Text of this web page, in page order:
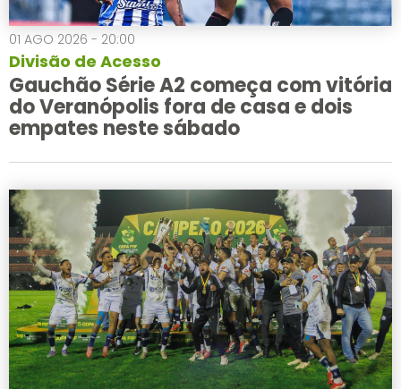
01 AGO 2026 - 20:00
Divisão de Acesso
Gauchão Série A2 começa com vitória
do Veranópolis fora de casa e dois
empates neste sábado